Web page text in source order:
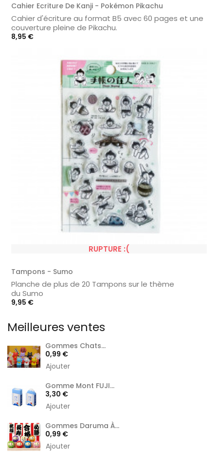
Cahier Ecriture De Kanji - Pokémon Pikachu
Cahier d'écriture au format B5 avec 60 pages et une
couverture pleine de Pikachu.
Prix
8,95 €
RUPTURE :(
Tampons - Sumo
Planche de plus de 20 Tampons sur le thème
du Sumo
Prix
9,95 €
Meilleures ventes
Gommes Chats...
Prix
0,99 €
Ajouter
Gomme Mont FUJI...
Prix
3,30 €
Ajouter
Gommes Daruma À...
Prix
0,99 €
Ajouter